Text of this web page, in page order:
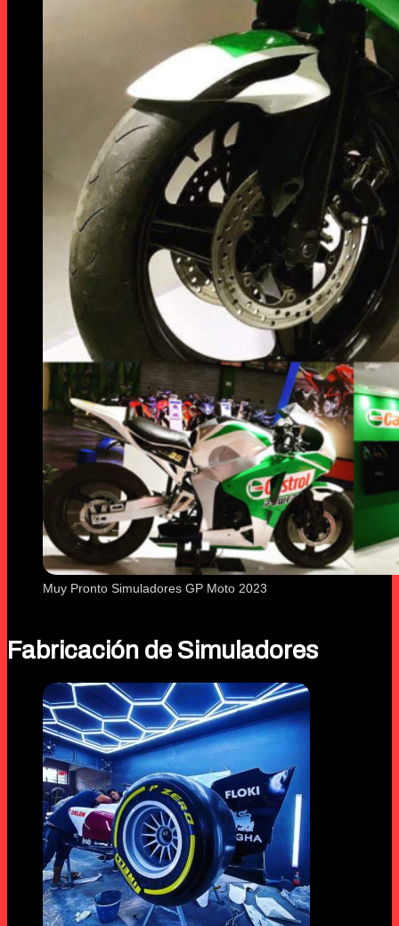
Muy Pronto Simuladores GP Moto 2023
Fabricación de Simuladores